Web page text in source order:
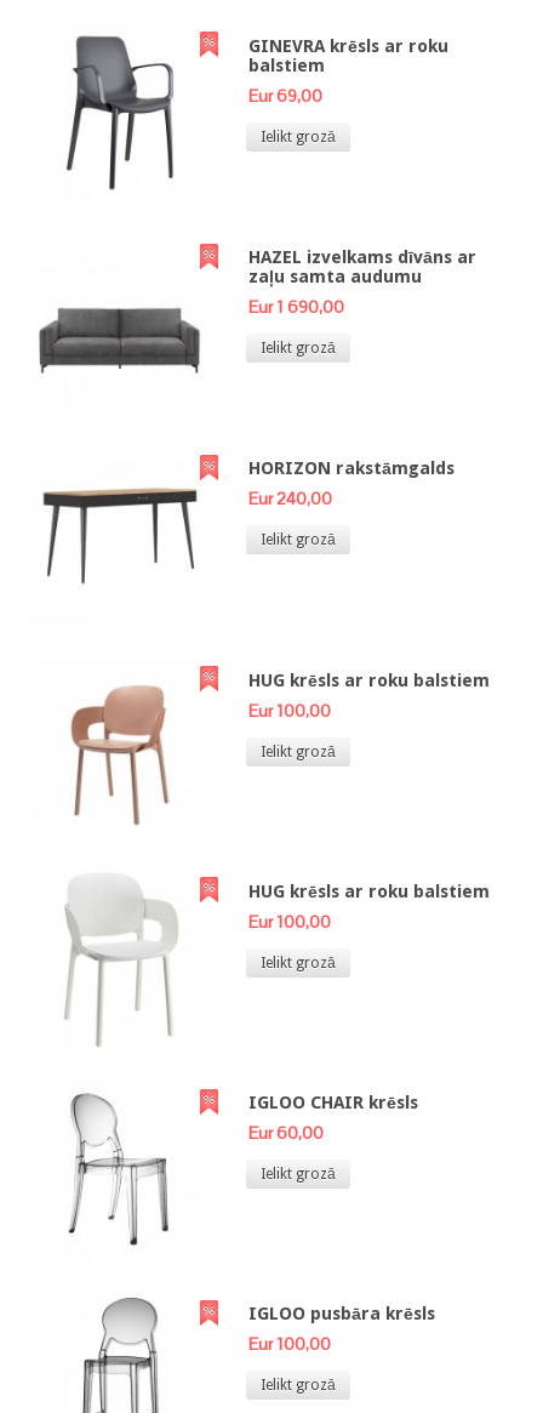
GINEVRA krēsls ar roku
balstiem
Eur 69,00
Ielikt grozā
HAZEL izvelkams dīvāns ar
zaļu samta audumu
Eur 1 690,00
Ielikt grozā
HORIZON rakstāmgalds
Eur 240,00
Ielikt grozā
HUG krēsls ar roku balstiem
Eur 100,00
Ielikt grozā
HUG krēsls ar roku balstiem
Eur 100,00
Ielikt grozā
IGLOO CHAIR krēsls
Eur 60,00
Ielikt grozā
IGLOO pusbāra krēsls
Eur 100,00
Ielikt grozā